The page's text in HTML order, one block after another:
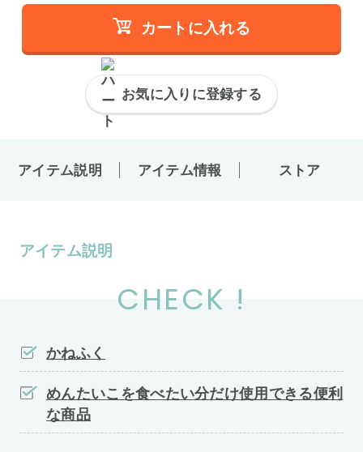
カートに入れる
お気に入りに登録する
アイテム説明 アイテム情報 ストア
アイテム説明
CHECK !
かねふく
めんたいこを食べたい分だけ使用できる便利
な商品